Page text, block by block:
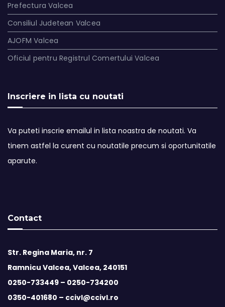
Prefectura Valcea
Consiliul Judetean Valcea
AJOFM Valcea
Oficiul pentru Registrul Comertului Valcea
Inscriere in lista cu noutati
Va puteti inscrie emailul in lista noastra de noutati. Va
tinem astfel la curent cu noutatile precum si oportunitatile
aparute.
Contact
Str. Regina Maria, nr. 7
Ramnicu Valcea, Valcea, 240151
0250-733449 – 0250-734200
0350-401680 – ccivl@ccivl.ro